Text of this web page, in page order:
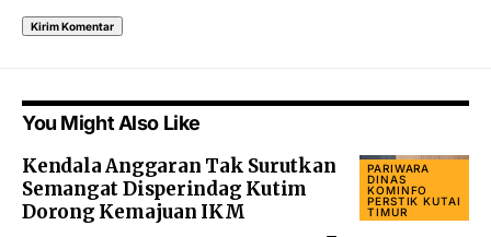
You Might Also Like
PARIWARA
DINAS
KOMINFO
PERSTIK KUTAI
TIMUR
Kendala Anggaran Tak Surutkan
Semangat Disperindag Kutim
Dorong Kemajuan IKM